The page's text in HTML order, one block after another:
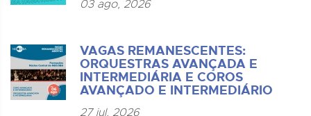
03 ago, 2026
VAGAS REMANESCENTES:
ORQUESTRAS AVANÇADA E
INTERMEDIÁRIA E COROS
AVANÇADO E INTERMEDIÁRIO
27 jul, 2026